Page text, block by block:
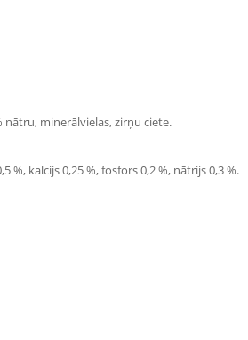
nātru, minerālvielas, zirņu ciete.
kalcijs 0,25 %, fosfors 0,2 %, nātrijs 0,3 %.